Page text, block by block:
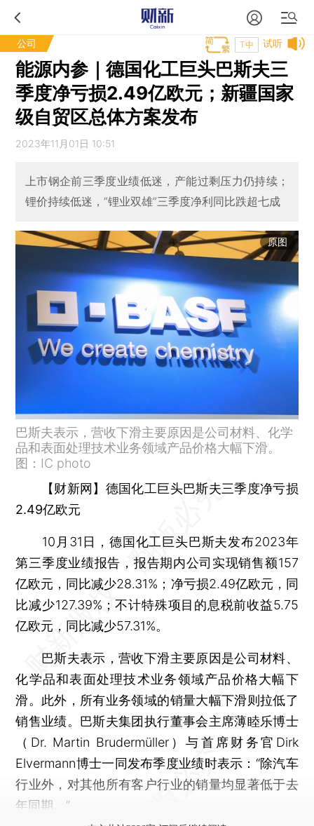
公司 试听
T中
能源内参｜德国化工巨头巴斯夫三
季度净亏损2.49亿欧元；新疆国家
级自贸区总体方案发布
2023年11月01日 10:51
上市钢企前三季度业绩低迷，产能过剩压力仍持续；
锂价持续低迷，“锂业双雄”三季度净利同比跌超七成
原图
巴斯夫表示，营收下滑主要原因是公司材料、化学
品和表面处理技术业务领域产品价格大幅下滑。
图：IC photo
【财新网】德国化工巨头巴斯夫三季度净亏损
2.49亿欧元
10月31日，德国化工巨头巴斯夫发布2023年
第三季度业绩报告，报告期内公司实现销售额157
亿欧元，同比减少28.31%；净亏损2.49亿欧元，同
比减少127.39%；不计特殊项目的息税前收益5.75
亿欧元，同比减少57.31%。
巴斯夫表示，营收下滑主要原因是公司材料、
化学品和表面处理技术业务领域产品价格大幅下
滑。此外，所有业务领域的销量大幅下滑则拉低了
销售业绩。巴斯夫集团执行董事会主席薄睦乐博士
（Dr. Martin Brudermüller）与首席财务官Dirk
Elvermann博士一同发布季度业绩时表示：“除汽车
行业外，对其他所有客户行业的销量均显著低于去
年同期。”